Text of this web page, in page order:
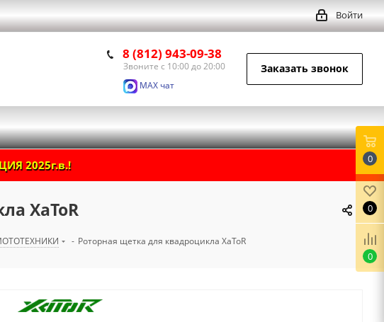
Войти
8 (812) 943-09-38
Звоните с 10:00 до 20:00
MAX чат
Заказать звонок
2025г.в.!
XaToR
- Роторная щетка для квадроцикла XaToR
0
0
0